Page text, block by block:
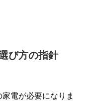
び方の指針
電が必要になりま